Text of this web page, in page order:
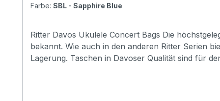
Farbe: SBL - Sapphire Blue
Ritter Davos Ukulele Concert Bags Die höchstgelegene Alpenstadt Davos kennt man nicht nur aus dem Sport, die Vielseitigkeit, die dieser Ort bietet, ist überall
bekannt. Wie auch in den anderen Ritter Serien
Lagerung. Taschen in Davoser Qualität sind für